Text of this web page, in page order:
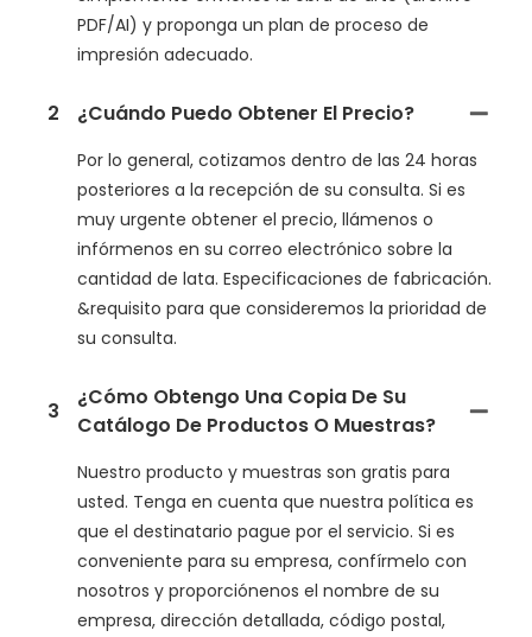
PDF/AI) y proponga un plan de proceso de
impresión adecuado.
2 ¿Cuándo Puedo Obtener El Precio?
Por lo general, cotizamos dentro de las 24 horas
posteriores a la recepción de su consulta. Si es
muy urgente obtener el precio, llámenos o
infórmenos en su correo electrónico sobre la
cantidad de lata. Especificaciones de fabricación.
&requisito para que consideremos la prioridad de
su consulta.
3
¿Cómo Obtengo Una Copia De Su
Catálogo De Productos O Muestras?
Nuestro producto y muestras son gratis para
usted. Tenga en cuenta que nuestra política es
que el destinatario pague por el servicio. Si es
conveniente para su empresa, confírmelo con
nosotros y proporciónenos el nombre de su
empresa, dirección detallada, código postal,